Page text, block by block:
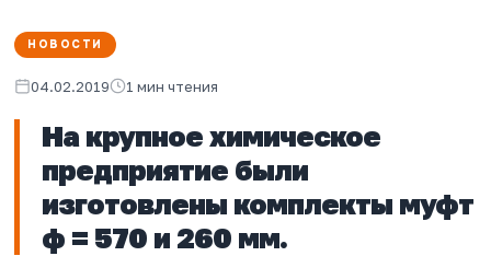
НОВОСТИ
04.02.2019 1 мин чтения
На крупное химическое
предприятие были
изготовлены комплекты муфт
ф = 570 и 260 мм.